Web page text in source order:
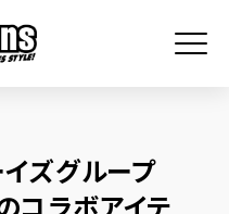
ズグループ